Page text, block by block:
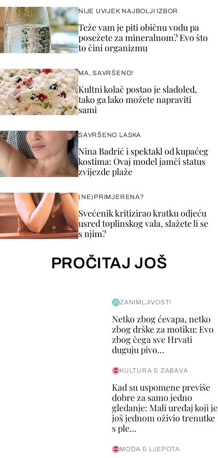
NIJE UVIJEK NAJBOLJI IZBOR
Teže vam je piti običnu vodu pa
posežete za mineralnom? Evo što
to čini organizmu
MA, SAVRŠENO!
Kultni kolač postao je sladoled,
tako ga lako možete napraviti
sami
SAVRŠENO LASKA
Nina Badrić i spektakl od kupaćeg
kostima: Ovaj model jamči status
zvijezde plaže
(NE)PRIMJERENA?
Svećenik kritizirao kratku odjeću
usred toplinskog vala, slažete li se
s njim?
PROČITAJ JOŠ
ZANIMLJIVOSTI
Netko zbog ćevapa, netko
zbog drške za motiku: Evo
zbog čega sve Hrvati
duguju pivo...
KULTURA & ZABAVA
Kad su uspomene previše
dobre za samo jedno
gledanje: Mali uređaj koji je
još jednom oživio trenutke
s ple...
MODA & LJEPOTA